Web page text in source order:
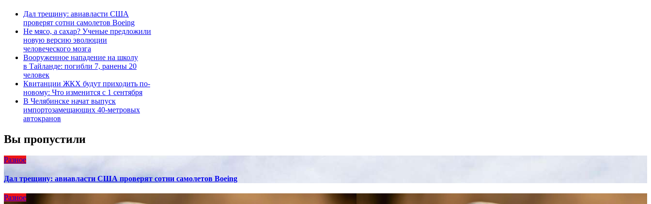
Дал трещину: авиавласти США
проверят сотни самолетов Boeing
Не мясо, а сахар? Ученые предложили
новую версию эволюции
человеческого мозга
Вооруженное нападение на школу
в Тайланде: погибли 7, ранены 20
человек
Квитанции ЖКХ будут приходить по-
новому: Что изменится с 1 сентября
В Челябинске начат выпуск
импортозамещающих 40-метровых
автокранов
Вы пропустили
Разное
Дал трещину: авиавласти США проверят сотни самолетов Boeing
Разное